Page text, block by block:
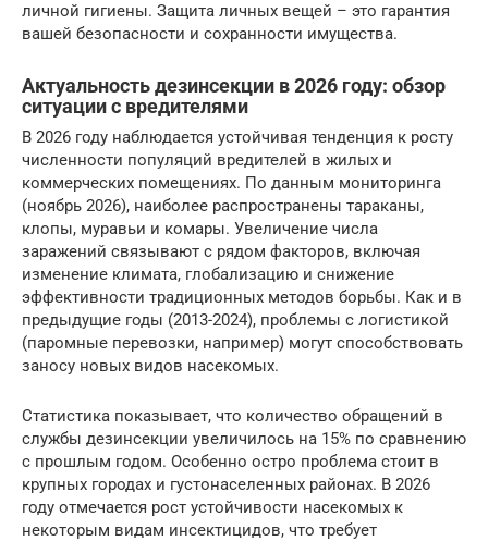
личной гигиены. Защита личных вещей – это гарантия
вашей безопасности и сохранности имущества.
Актуальность дезинсекции в 2026 году: обзор
ситуации с вредителями
В 2026 году наблюдается устойчивая тенденция к росту
численности популяций вредителей в жилых и
коммерческих помещениях. По данным мониторинга
(ноябрь 2026), наиболее распространены тараканы,
клопы, муравьи и комары. Увеличение числа
заражений связывают с рядом факторов, включая
изменение климата, глобализацию и снижение
эффективности традиционных методов борьбы. Как и в
предыдущие годы (2013-2024), проблемы с логистикой
(паромные перевозки, например) могут способствовать
заносу новых видов насекомых.
Статистика показывает, что количество обращений в
службы дезинсекции увеличилось на 15% по сравнению
с прошлым годом. Особенно остро проблема стоит в
крупных городах и густонаселенных районах. В 2026
году отмечается рост устойчивости насекомых к
некоторым видам инсектицидов, что требует